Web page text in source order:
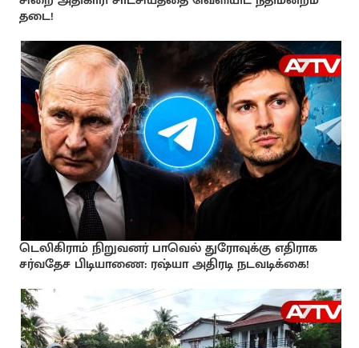
தடை!
டெலிகிராம் நிறுவனர் பாவெல் துரோவுக்கு எதிராக
சர்வதேச பிடியாணை: ரஷ்யா அதிரடி நடவடிக்கை!